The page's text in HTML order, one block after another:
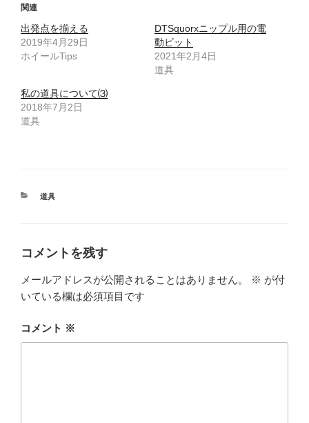
関連
出発点を揃える
2019年4月29日
ホイールTips
DTSquorxニップル用の電
動ビット
2021年2月4日
道具
私の道具について⑶
2018年7月2日
道具
カ
道具
コメントを残す
メールアドレスが公開されることはありません。 ※ が付
いている欄は必須項目です
コメント ※